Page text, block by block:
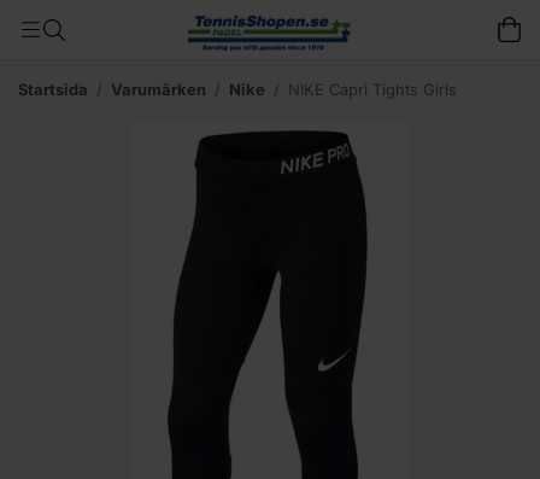
Startsida / Varumärken / Nike / NIKE Capri Tights Girls